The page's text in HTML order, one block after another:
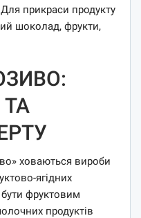
прикраси продукту
шоколад, фрукти,
ховаються вироби
ягідних
фруктовим
продуктів